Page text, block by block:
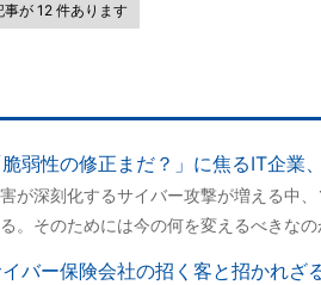
が 12 件あります
脆弱性の修正まだ？」に焦るIT企
が深刻化するサイバー攻撃が増える中
。そのためには今の何を変えるべきなの
バー保険会社の招く客と招かれ